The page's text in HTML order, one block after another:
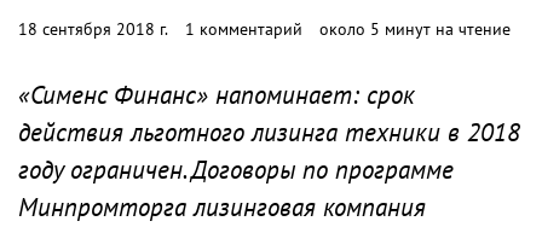
18 сентября 2018 г. 1 комментарий около 5 минут на чтение
«Сименс Финанс» напоминает: срок
действия льготного лизинга техники в 2018
году ограничен. Договоры по программе
Минпромторга лизинговая компания